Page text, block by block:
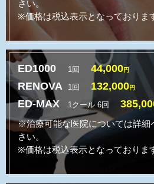
さい。
※価格は税込表示となっておりま
ED1000 1回 44,000円
RENOVA 1回 132,000円
ED-MAX 1クール 6回
※治療可能な医院については詳細
さい。
※価格は税込表示となっておりま